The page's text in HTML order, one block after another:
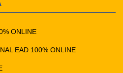
ONLINE
EAD 100% ONLINE